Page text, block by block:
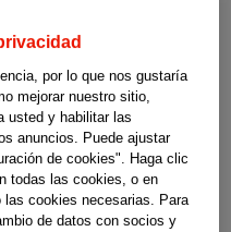
por lo que nos gustaría
mejorar nuestro sitio,
usted y habilitar las
anuncios. Puede ajustar
de cookies". Haga clic
todas las cookies, o en
las cookies necesarias. Para
de datos con socios y